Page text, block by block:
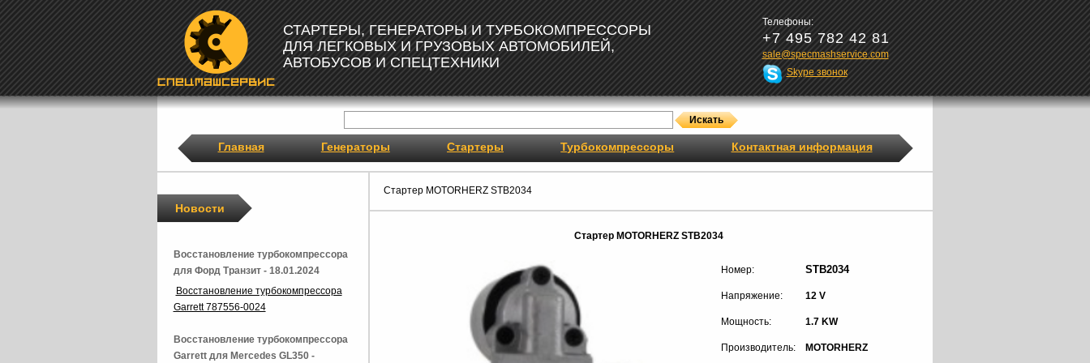
СТАРТЕРЫ, ГЕНЕРАТОРЫ И ТУРБОКОМПРЕССОРЫ
ДЛЯ ЛЕГКОВЫХ И ГРУЗОВЫХ АВТОМОБИЛЕЙ,
АВТОБУСОВ И СПЕЦТЕХНИКИ
Телефоны:
+7 495 782 42 81
sale@specmashservice.com
Skype звонок
Главная Генераторы Стартеры Турбокомпрессоры Контактная информация
Стартер MOTORHERZ STB2034
Стартер MOTORHERZ STB2034
Номер: STB2034
Напряжение: 12 V
Мощность: 1.7 KW
Производитель: MOTORHERZ
Новости
Восстановление турбокомпрессора
для Форд Транзит - 18.01.2024
Восстановление турбокомпрессора
Garrett 787556-0024
Восстановление турбокомпрессора
Garrett для Mercedes GL350 -